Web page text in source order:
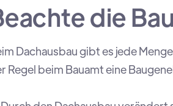
die
Dachausbau gibt es jede
Regel beim Bauamt eine